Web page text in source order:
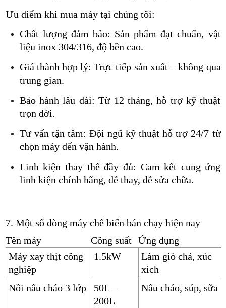
Ưu điểm khi mua máy tại chúng tôi:
Chất lượng đảm bảo: Sản phẩm đạt chuẩn, vật
liệu inox 304/316, độ bền cao.
Giá thành hợp lý: Trực tiếp sản xuất – không qua
trung gian.
Bảo hành lâu dài: Từ 12 tháng, hỗ trợ kỹ thuật
trọn đời.
Tư vấn tận tâm: Đội ngũ kỹ thuật hỗ trợ 24/7 từ
chọn máy đến vận hành.
Linh kiện thay thế đầy đủ: Cam kết cung ứng
linh kiện chính hãng, dễ thay, dễ sửa chữa.
7. Một số dòng máy chế biến bán chạy hiện nay
Tên máy
Công suất
Ứng dụng
Máy xay thịt công
nghiệp
1.5kW
Làm giò chả, xúc
xích
Nồi nấu cháo 3 lớp
50L –
200L
Nấu cháo, súp, sữa